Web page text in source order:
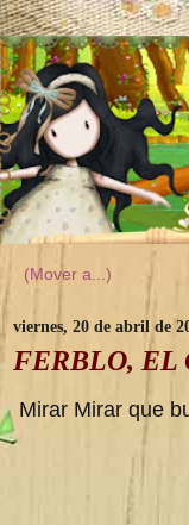
viernes, 20 de abril de
FERBLO, EL
Mirar Mirar que